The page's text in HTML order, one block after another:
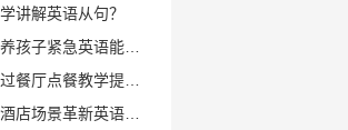
讲解英语从句？
VIPKID 如何培养孩子紧急英语能力？
VIPKID 如何通过餐厅点餐教学提升少儿英语应用能力？
VIPKID 如何用酒店场景革新英语教学？